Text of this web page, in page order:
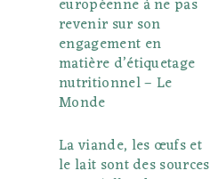
européenne à ne pas
revenir sur son
engagement en
matière d’étiquetage
nutritionnel – Le
Monde
La viande, les œufs et
le lait sont des sources